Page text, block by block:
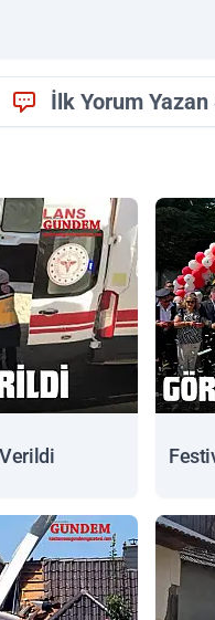
İlk Yorum Yazan